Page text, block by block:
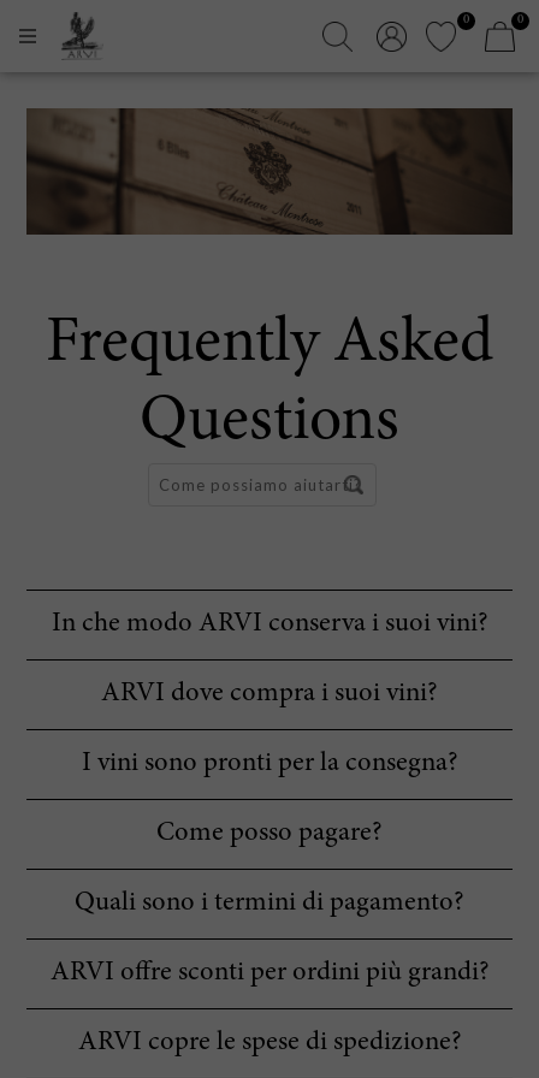
0 0
Frequently Asked
Questions
In che modo ARVI conserva i suoi vini?
ARVI dove compra i suoi vini?
I vini sono pronti per la consegna?
Come posso pagare?
Quali sono i termini di pagamento?
ARVI offre sconti per ordini più grandi?
ARVI copre le spese di spedizione?